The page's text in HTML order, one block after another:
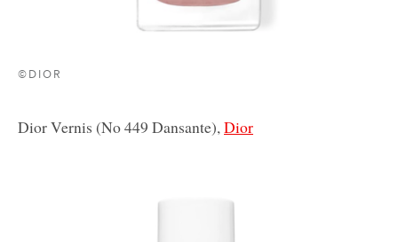
©DIOR
Dior Vernis (No 449 Dansante),Dior